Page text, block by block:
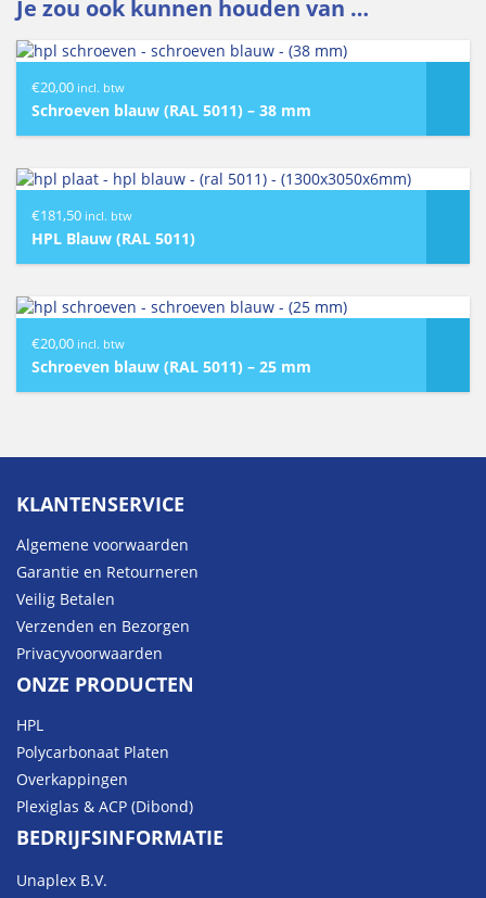
Je zou ook kunnen houden van …
€20,00 incl. btw
Schroeven blauw (RAL 5011) – 38 mm
€181,50 incl. btw
HPL Blauw (RAL 5011)
€20,00 incl. btw
Schroeven blauw (RAL 5011) – 25 mm
KLANTENSERVICE
Algemene voorwaarden
Garantie en Retourneren
Veilig Betalen
Verzenden en Bezorgen
Privacyvoorwaarden
ONZE PRODUCTEN
HPL
Polycarbonaat Platen
Overkappingen
Plexiglas & ACP (Dibond)
BEDRIJFSINFORMATIE
Unaplex B.V.